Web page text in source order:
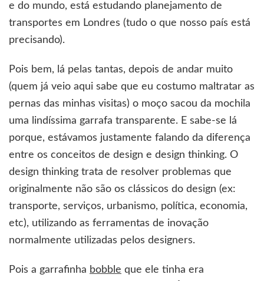
e do mundo, está estudando planejamento de
transportes em Londres (tudo o que nosso país está
precisando).
Pois bem, lá pelas tantas, depois de andar muito
(quem já veio aqui sabe que eu costumo maltratar as
pernas das minhas visitas) o moço sacou da mochila
uma lindíssima garrafa transparente. E sabe-se lá
porque, estávamos justamente falando da diferença
entre os conceitos de design e design thinking. O
design thinking trata de resolver problemas que
originalmente não são os clássicos do design (ex:
transporte, serviços, urbanismo, política, economia,
etc), utilizando as ferramentas de inovação
normalmente utilizadas pelos designers.
Pois a garrafinha bobble que ele tinha era